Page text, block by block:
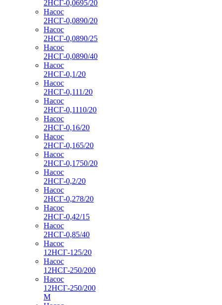
2НСГ-0,0695/20
Насос
2НСГ-0,0890/20
Насос
2НСГ-0,0890/25
Насос
2НСГ-0,0890/40
Насос
2НСГ-0,1/20
Насос
2НСГ-0,111/20
Насос
2НСГ-0,1110/20
Насос
2НСГ-0,16/20
Насос
2НСГ-0,165/20
Насос
2НСГ-0,1750/20
Насос
2НСГ-0,2/20
Насос
2НСГ-0,278/20
Насос
2НСГ-0,42/15
Насос
2НСГ-0,85/40
Насос
12НСГ-125/20
Насос
12НСГ-250/200
Насос
12НСГ-250/200
М